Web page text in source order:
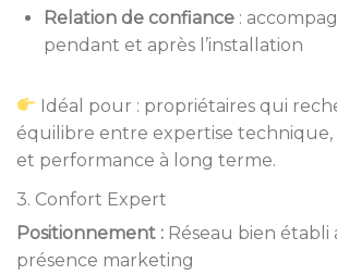
Relation de confiance :
pendant et après l’installation
Idéal pour : propriétaires qui
équilibre entre expertise technique,
et performance à long terme.
3. Confort Expert
Positionnement : Réseau bien établi
présence marketing